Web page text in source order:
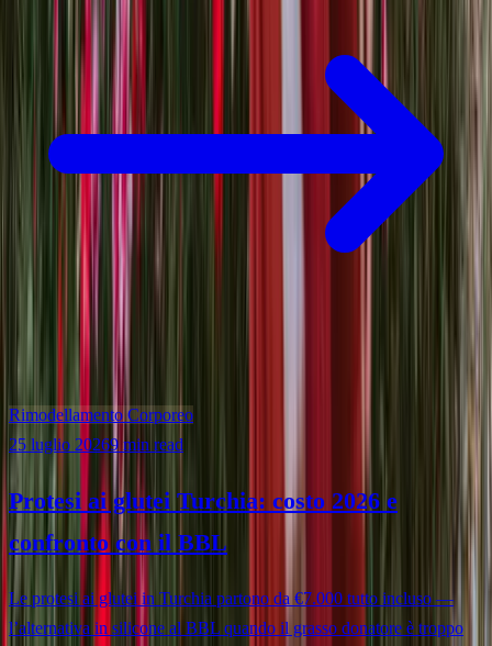
Rimodellamento Corporeo
25 luglio 20269 min read
Protesi ai glutei Turchia: costo 2026 e
confronto con il BBL
Le protesi ai glutei in Turchia partono da €7.000 tutto incluso —
l’alternativa in silicone al BBL quando il grasso donatore è troppo